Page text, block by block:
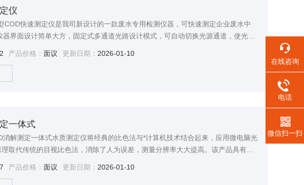
仪
COD快速测定仪是我司新设计的一款废水专用检测仪器，可快速测定企业废水中
器界面设计简单大方，固定式多通道光路设计模式，可自动切换光源通道，使光源
产品价格：面议 更新日期： 2026-01-10
一体式
消解测定一体式水质测定仪将经典的比色法与*计算机技术结合起来，应用微电脑光
取代传统的目视比色法，消除了人为误差，测量分辨率大大提高。该产品具有自
产品价格：面议 更新日期： 2026-01-10
在线咨询
电话
微信扫一扫